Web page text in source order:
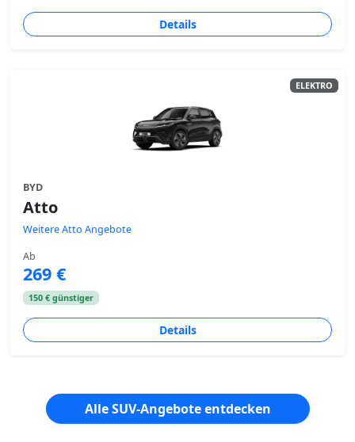
Details
ELEKTRO
BYD
Atto
Weitere Atto Angebote
Ab
269 €
150 € günstiger
Details
Alle SUV-Angebote entdecken